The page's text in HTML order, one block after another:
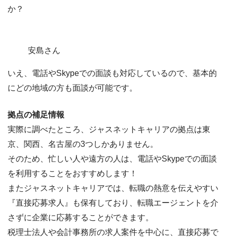
か？
安島さん
いえ、電話やSkypeでの面談も対応しているので、基本的
にどの地域の方も面談が可能です。
拠点の補足情報
実際に調べたところ、ジャスネットキャリアの拠点は東
京、関西、名古屋の3つしかありません。
そのため、忙しい人や遠方の人は、電話やSkypeでの面談
を利用することをおすすめします！
またジャスネットキャリアでは、転職の熱意を伝えやすい
『直接応募求人 』も保有しており、転職エージェントを介
さずに企業に応募することができます。
税理士法人や会計事務所の求人案件を中心に、直接応募で